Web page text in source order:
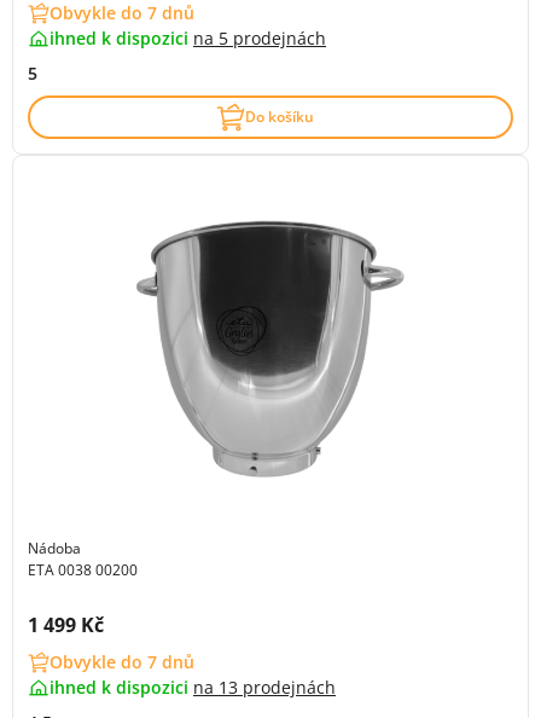
Obvykle do 7 dnů
ihned k dispozici na 5 prodejnách
5
Do košíku
Nádoba
ETA 0038 00200
Cena s DPH:
1 499 Kč
Obvykle do 7 dnů
ihned k dispozici na 13 prodejnách